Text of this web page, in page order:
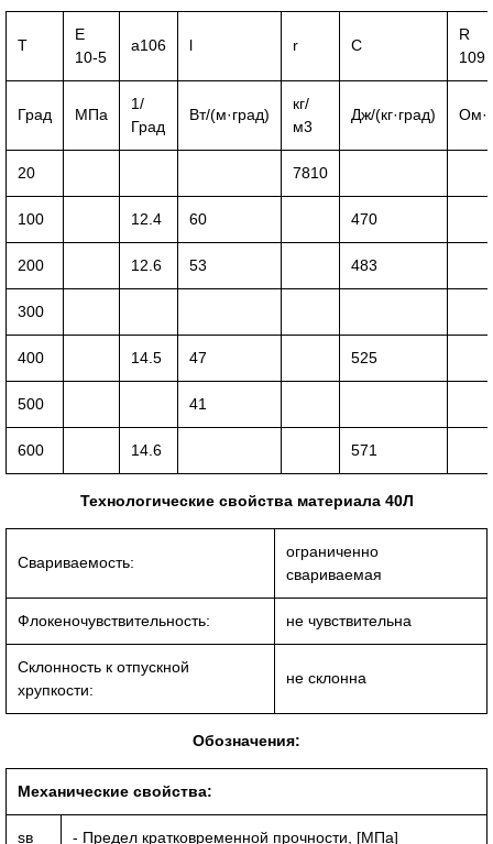
T
E
10-5
a106 l r C
R
109
Град МПа
1/
Град
Вт/(м·град)
кг/
м3
Дж/(кг·град)
20 7810
100 12.4 60 470
200 12.6 53 483
300
400 14.5 47 525
500 41
600 14.6 571
Технологические свойства материала 40Л
Свариваемость:
ограниченно
свариваемая
Флокеночувствительность: не чувствительна
Склонность к отпускной
хрупкости:
не склонна
Обозначения:
Механические свойства:
sв - Предел кратковременной прочности, [МПа]